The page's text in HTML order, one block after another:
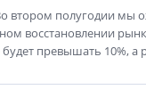
втором полугодии мы
восстановлении
будет превышать 10%,